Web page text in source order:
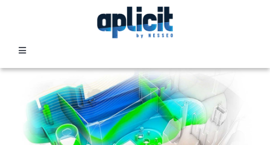
Toggle
Navigation
FORMATION